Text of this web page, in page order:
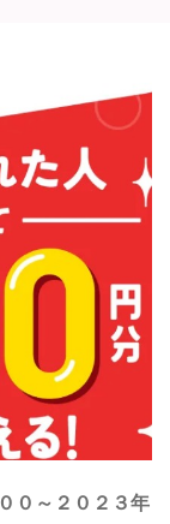
０～２０２３年